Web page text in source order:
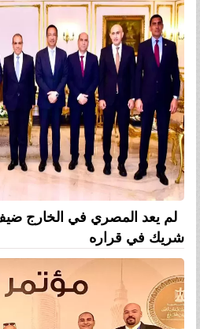
لم يعد المصري في الخارج
شريك في قراره